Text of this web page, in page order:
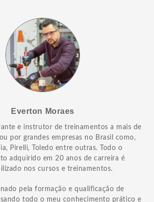
Everton Moraes
e instrutor de treinamentos a mais de
por grandes empresas no Brasil como,
Pirelli, Toledo entre outras. Todo o
adquirido em 20 anos de carreira é
nos cursos e treinamentos.
pela formação e qualificação de
todo o meu conhecimento prático e